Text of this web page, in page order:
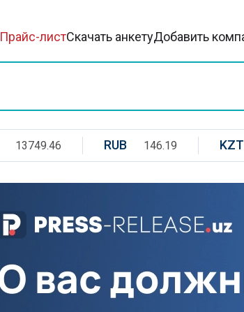
Прайс-листСкачать анкетуДобавить
13749.46 RUB 146.19 KZT